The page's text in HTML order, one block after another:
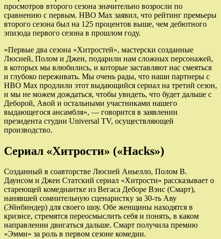
просмотров второго сезона значительно возросли по
сравнению с первым. HBO Max заявил, что рейтинг премьеры
второго сезона был на 125 процентов выше, чем дебютного
эпизода первого сезона в прошлом году.
«Первые два сезона «Хитростей», мастерски созданные
Люсией, Полом и Джен, подарили нам сложных персонажей,
в которых мы влюбились, и которые заставляют нас смеяться
и глубоко переживать. Мы очень рады, что наши партнеры с
HBO Max продлили этот выдающийся сериал на третий сезон,
и мы не можем дождаться, чтобы увидеть, что будет дальше с
Деборой, Авой и остальными участниками нашего
выдающегося ансамбля», — говорится в заявлении
президента студии Universal TV, осуществляющей
производство.
Сериал «Хитрости» («Hacks»)
Созданный в соавторстве Люсией Аньелло, Полом В.
Даунсом и Джен Статский сериал «Хитрости» рассказывает о
стареющей комедиантке из Вегаса Деборе Вэнс (Смарт),
нанявшей сомнительную сценаристку за 30-ть Аву
(Эйнбиндер) для своего шоу. Обе женщины находятся в
кризисе, стремятся переосмыслить себя и понять, в каком
направлении двигаться дальше. Смарт получила премию
«Эмми» за роль в первом сезоне комедии.